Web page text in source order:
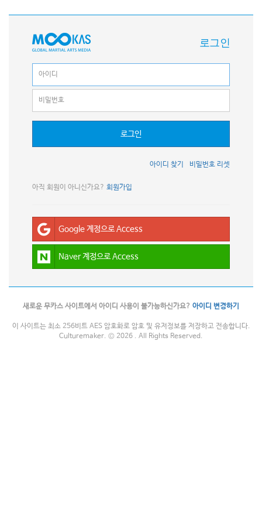
로그인
로그인
비밀번호 리셋
아이디 찾기
아직 회원이 아니신가요? 회원가입
Google 계정으로 Access
Naver 계정으로 Access
새로운 무카스 사이트에서 아이디 사용이 불가능하신가요? 아이디 변경하기
이 사이트는 최소 256비트 AES 암호화로 암호 및 유저정보를 저장하고 전송합니다.
Culturemaker. © 2026 . All Rights Reserved.